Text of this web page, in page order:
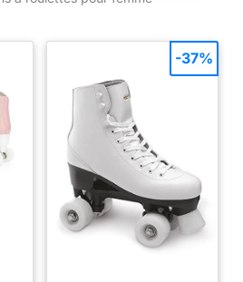
mm sont grandes et
mordantes, donc
idéales pour une
utilisation en intérieur
ou en extérieur ;
chargées de
roulements chromés
Bevo Silver-5 Race
-37%